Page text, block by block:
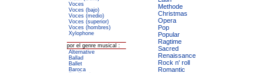
Voces
Voces (bajo)
Voces (medio)
Voces (superior)
Voces (hombres)
Xylophone
por el genre musical :
Alternative
Ballad
Ballet
Baroca
Methode
Christmas
Opera
Pop
Popular
Ragtime
Sacred
Renaissance
Rock n' roll
Romantic